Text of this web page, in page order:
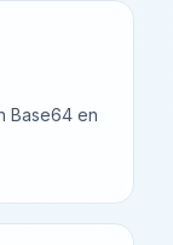
Base64 en